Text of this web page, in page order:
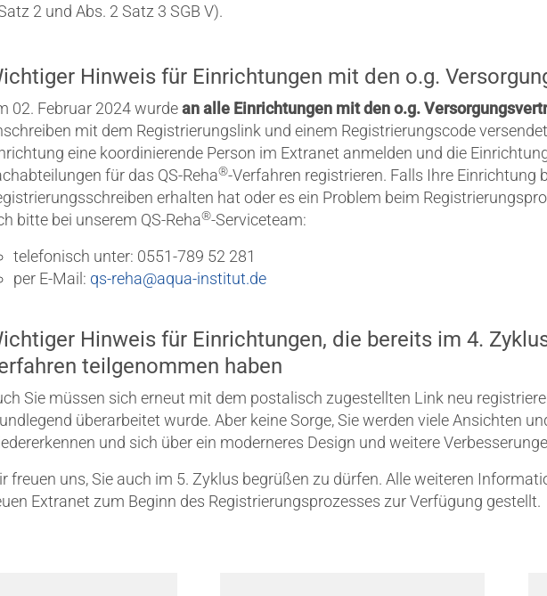
2 und Abs. 2 Satz 3 SGB V).
Hinweis für Einrichtungen mit den o.g.
02. Februar 2024 wurdean alle Einrichtungen mit den o.g.
mit dem Registrierungslink und einem Registrierungscode
eine koordinierende Person im Extranet anmelden und die
für das QS-Reha®-Verfahren registrieren. Falls Ihre Einrichtung
erhalten hat oder es ein Problem beim
bitte bei unserem QS-Reha®-Serviceteam:
telefonisch unter: 0551-789 52 281
per E-Mail: qs-reha@aqua-institut.de
Hinweis für Einrichtungen, die bereits im 4.
teilgenommen haben
Sie müssen sich erneut mit dem postalisch zugestellten Link neu
überarbeitet wurde. Aber keine Sorge, Sie werden viele Ansichten
und sich über ein moderneres Design und weitere
freuen uns, Sie auch im 5. Zyklus begrüßen zu dürfen. Alle weiteren
Extranet zum Beginn des Registrierungsprozesses zur Verfügung gestellt.